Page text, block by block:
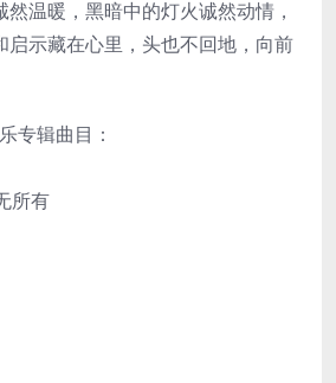
温暖，黑暗中的灯火诚然动情，
启示藏在心里，头也不回地，向前
专辑曲目：
所有